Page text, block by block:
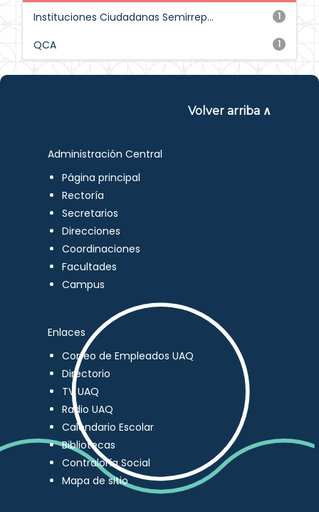
1
Instituciones Ciudadanas Semirrep...
1
QCA
Volver arriba ∧
Administración Central
Página principal
Rectoría
Secretarios
Direcciones
Coordinaciones
Facultades
Campus
Enlaces
Correo de Empleados UAQ
Directorio
TV UAQ
Radio UAQ
Calendario Escolar
Bibliotecas
Contraloría Social
Mapa de sitio